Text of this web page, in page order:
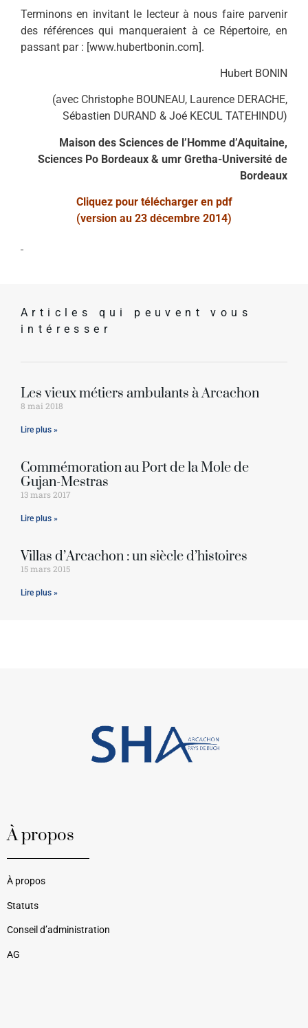
Terminons en invitant le lecteur à nous faire parvenir
des références qui manqueraient à ce Répertoire, en
passant par : [www.hubertbonin.com].
Hubert BONIN
(avec Christophe BOUNEAU, Laurence DERACHE,
Sébastien DURAND & Joé KECUL TATEHINDU)
Maison des Sciences de l’Homme d’Aquitaine,
Sciences Po Bordeaux & umr Gretha-Université de
Bordeaux
Cliquez pour télécharger en pdf
(version au 23 décembre 2014)
Articles qui peuvent vous
intéresser
Les vieux métiers ambulants à Arcachon
8 mai 2018
Lire plus »
Commémoration au Port de la Mole de
Gujan-Mestras
13 mars 2017
Lire plus »
Villas d’Arcachon : un siècle d’histoires
15 mars 2015
Lire plus »
À propos
À propos
Statuts
Conseil d’administration
AG